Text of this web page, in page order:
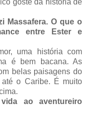
Massafera. O que o
entre Ester e
uma história com
é bem bacana. As
belas paisagens do
o Caribe. É muito
ao aventureiro